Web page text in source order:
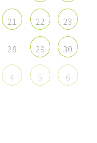
21 22 23
28 29 30
4 5 6